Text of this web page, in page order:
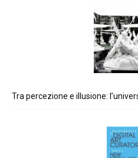
Tra percezione e illusione: